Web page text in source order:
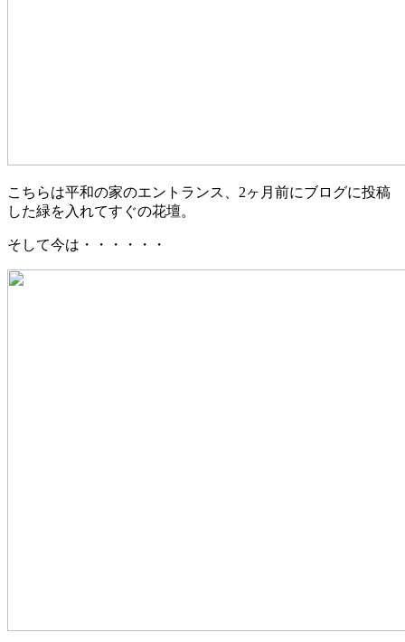
こちらは平和の家のエントランス、2ヶ月前にブログに投稿
した緑を入れてすぐの花壇。
そして今は・・・・・・